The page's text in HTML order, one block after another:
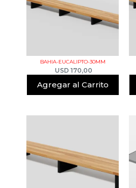
BAHIA-EUCALIPTO-30MM
USD 170,00
Agregar al Carrito